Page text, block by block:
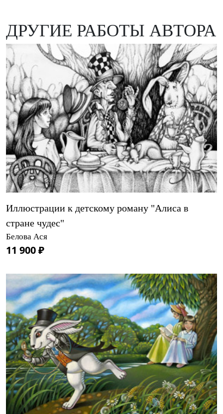
ДРУГИЕ РАБОТЫ АВТОРА
Иллюстрации к детскому роману "Алиса в
стране чудес"
Белова Ася
11 900 ₽